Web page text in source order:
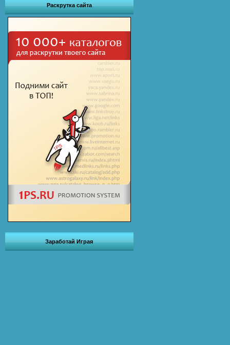
Раскрутка сайта
Заработай Играя